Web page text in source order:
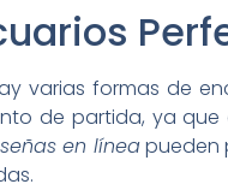
varias formas de
de partida, ya
en líneapueden